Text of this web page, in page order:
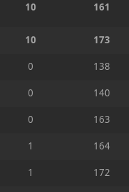
10 161
10
173
0
138
0
140
0
163
1
164
1
172